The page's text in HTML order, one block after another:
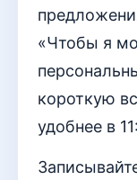
«Чтобы я
короткую
удобнее в